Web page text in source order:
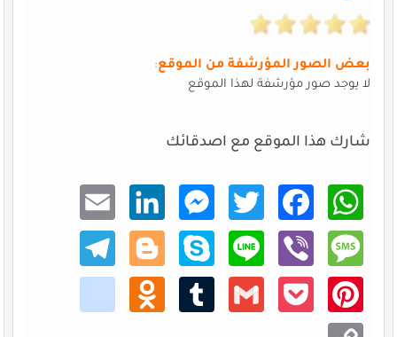
بعض الصور المؤرشفة من الموقع:
لا يوجد صور مؤرشفة لهذا الموقع
شارك هذا الموقع مع اصدقائك
What
sApp
Faceb
ook
Twitt
er
Mess
enger
Linke
dIn
Email
Mess
age
Viber
Line
Skype
Blogg
er
Teleg
ram
Pinte
rest
Pocke
Gmail
Tumb
Odno
klass
niki
Copy